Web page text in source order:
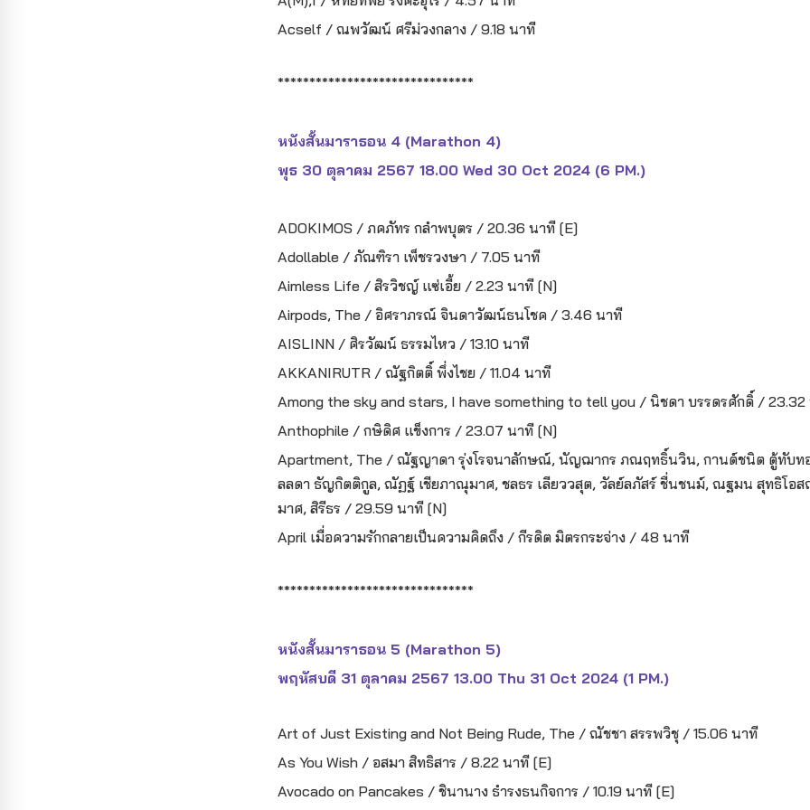
Acself / ณพวัฒน์ ศรีม่วงกลาง / 9.18 นาที
*******************************
หนังสั้นมาราธอน 4 (Marathon 4)
พุธ 30 ตุลาคม 2567 18.00 Wed 30 Oct 2024 (6 PM.)
ADOKIMOS / ภคภัทร กลำพบุตร / 20.36 นาที [E]
Adollable / ภัณฑิรา เพ็ชรวงษา / 7.05 นาที
Aimless Life / สิรวิชญ์ แซ่เอี้ย / 2.23 นาที [N]
Airpods, The / อิศราภรณ์ จินดาวัฒน์ธนโชค / 3.46 นาที
AISLINN / ศิรวัฒน์ ธรรมไหว / 13.10 นาที
AKKANIRUTR / ณัฐกิตติ์ พึ่งไชย / 11.04 นาที
Among the sky and stars, I have something to tell you / นิชดา บรรดรศักดิ์ / 23.32
Anthophile / กษิดิศ แข็งการ / 23.07 นาที [N]
Apartment, The / ณัฐญาดา รุ่งโรจนาลักษณ์, นัญฌากร ภณฤทธิ์นวิน, กานต์ชนิต ตู้ทับทอ
ลลดา ธัญกิตติกูล, ณัฏฐ์ เชียภาณุมาศ, ชลธร เลียววสุต, วัลย์ลภัสร์ ชื่นชนม์, ณฐมน สุทธิ
มาศ, สิรีธร / 29.59 นาที [N]
April เมื่อความรักกลายเป็นความคิดถึง / กีรดิต มิตรกระจ่าง / 48 นาที
*******************************
หนังสั้นมาราธอน 5 (Marathon 5)
พฤหัสบดี 31 ตุลาคม 2567 13.00 Thu 31 Oct 2024 (1 PM.)
Art of Just Existing and Not Being Rude, The / ณัชชา สรรพวิชุ / 15.06 นาที
As You Wish / อสมา สิทธิสาร / 8.22 นาที [E]
Avocado on Pancakes / ชินานาง ธำรงธนกิจการ / 10.19 นาที [E]